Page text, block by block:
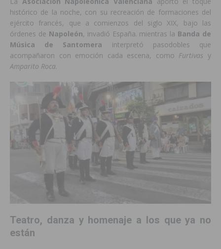
histórico de la noche, con su recreación de formaciones del
ejército francés, que a comienzos del siglo XIX, bajo las
órdenes de Napoleón, invadió España. mientras la Banda de
Música de Santomera interpretó pasodobles que
acompañaron con emoción cada escena, como Furtivas y
Amparito Roca.
Teatro, danza y homenaje a los que ya no
están